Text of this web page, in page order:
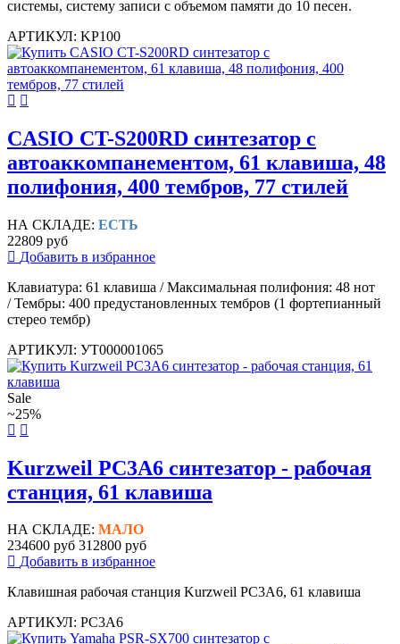
системы, систему записи с объемом памяти до 10 песен.
АРТИКУЛ: KP100
CASIO CT-S200RD синтезатор с
автоаккомпанементом, 61 клавиша, 48
полифония, 400 тембров, 77 стилей
НА СКЛАДЕ: ЕСТЬ
22809 руб
Добавить в избранное
Клавиатура: 61 клавиша / Максимальная полифония: 48 нот
/ Тембры: 400 предустановленных тембров (1 фортепианный
стерео тембр)
АРТИКУЛ: УТ000001065
Sale
~25%
Kurzweil PC3A6 синтезатор - рабочая
станция, 61 клавиша
НА СКЛАДЕ: МАЛО
234600 руб 312800 руб
Добавить в избранное
Клавишная рабочая станция Kurzweil PC3A6, 61 клавиша
АРТИКУЛ: PC3A6